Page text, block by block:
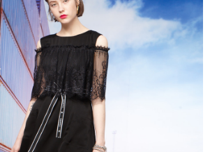
付」時，將依據個別帳號之用戶狀況，依本公司即
度；若仍有額度不足之情形，本公司將視審查結果
號或使用他人資訊註冊。若發現惡意使用之情形，
有權停止該用戶之使用額度並採取法律行動。